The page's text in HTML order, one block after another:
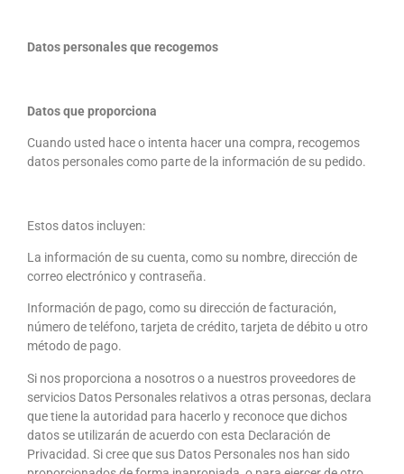
Datos personales que recogemos
Datos que proporciona
Cuando usted hace o intenta hacer una compra, recogemos
datos personales como parte de la información de su pedido.
Estos datos incluyen:
La información de su cuenta, como su nombre, dirección de
correo electrónico y contraseña.
Información de pago, como su dirección de facturación,
número de teléfono, tarjeta de crédito, tarjeta de débito u otro
método de pago.
Si nos proporciona a nosotros o a nuestros proveedores de
servicios Datos Personales relativos a otras personas, declara
que tiene la autoridad para hacerlo y reconoce que dichos
datos se utilizarán de acuerdo con esta Declaración de
Privacidad. Si cree que sus Datos Personales nos han sido